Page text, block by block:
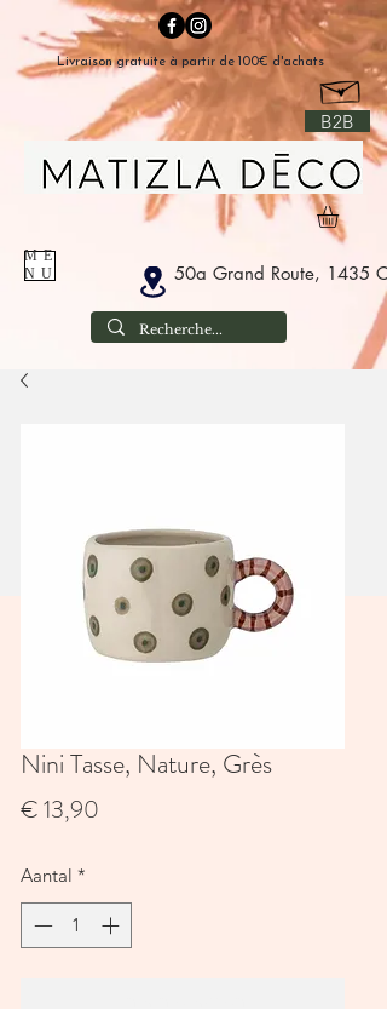
B2B
50a Grand Route, 1435
ME
NU
Livraison gratuite à partir de 100€ d'achats
Nini Tasse, Nature, Grès
€ 13,90
Aantal *